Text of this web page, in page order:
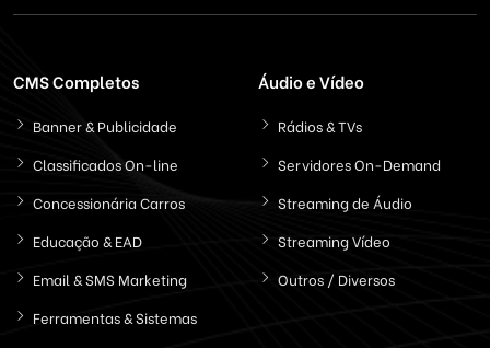
CMS Completos
Banner & Publicidade
Classificados On-line
Concessionária Carros
Educação & EAD
Email & SMS Marketing
Ferramentas & Sistemas
Áudio e Vídeo
Rádios & TVs
Servidores On-Demand
Streaming de Áudio
Streaming Vídeo
Outros / Diversos